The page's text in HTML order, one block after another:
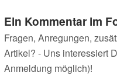
Ein Kommentar im
Fragen, Anregungen,
Artikel? - Uns interessiert
Anmeldung möglich)!